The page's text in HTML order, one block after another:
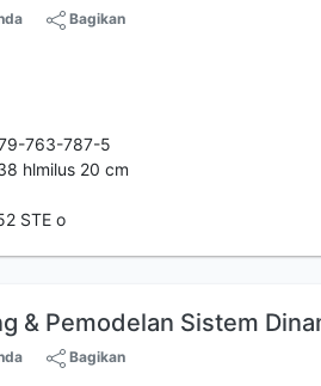
Bagikan
763-787-5
hlmilus 20 cm
STE o
& Pemodelan Sistem
Bagikan